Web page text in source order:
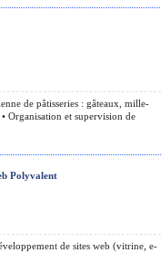
de pâtisseries : gâteaux, mille-
Organisation et supervision de
Polyvalent
de sites web (vitrine, e-